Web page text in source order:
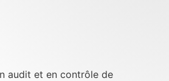
audit et en contrôle de